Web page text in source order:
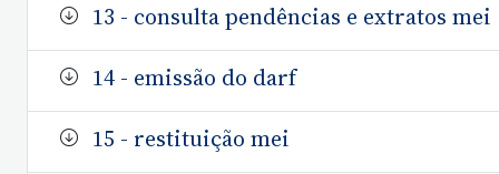
13 - consulta pendências e extratos mei
14 - emissão do darf
15 - restituição mei